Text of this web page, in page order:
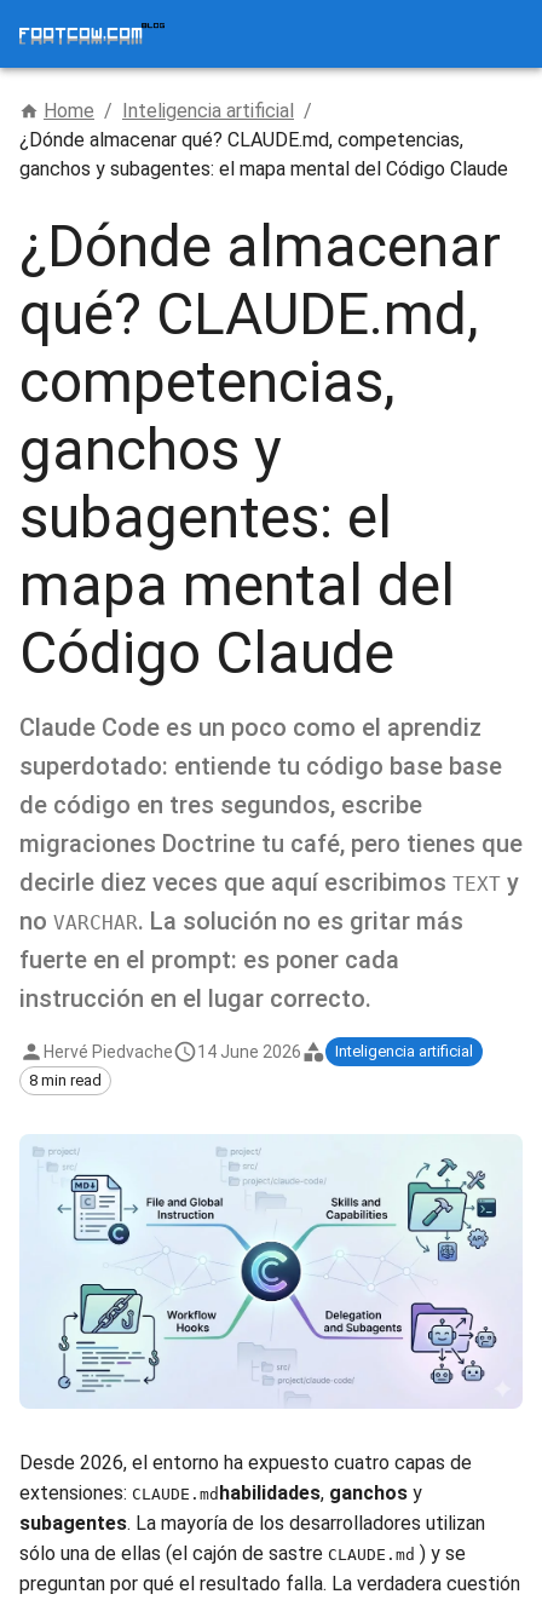
Home / Inteligencia artificial /
¿Dónde almacenar qué? CLAUDE.md, competencias,
ganchos y subagentes: el mapa mental del Código Claude
¿Dónde almacenar
qué? CLAUDE.md,
competencias,
ganchos y
subagentes: el
mapa mental del
Código Claude
Claude Code es un poco como el aprendiz
superdotado: entiende tu código base base
de código en tres segundos, escribe
migraciones Doctrine tu café, pero tienes que
decirle diez veces que aquí escribimos TEXT y
no VARCHAR. La solución no es gritar más
fuerte en el prompt: es poner cada
instrucción en el lugar correcto.
Hervé Piedvache 14 June 2026
Inteligencia artificial
8 min read
Desde 2026, el entorno ha expuesto cuatro capas de
extensiones: CLAUDE.md habilidades, ganchos y
subagentes. La mayoría de los desarrolladores utilizan
sólo una de ellas (el cajón de sastre CLAUDE.md ) y se
preguntan por qué el resultado falla. La verdadera cuestión